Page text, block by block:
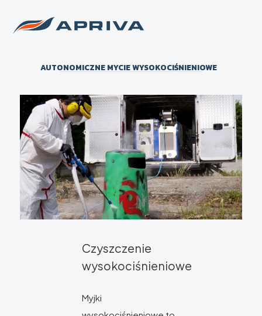
AUTONOMICZNE MYCIE WYSOKOCIŚNIENIOWE
Czyszczenie
wysokociśnieniowe
Myjki